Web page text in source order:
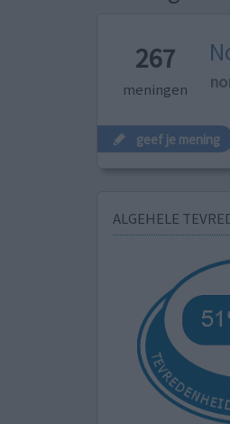
267
meningen
geef je mening
ALGEHELE